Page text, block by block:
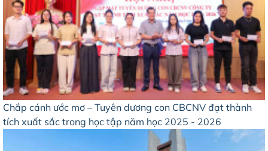
Chắp cánh ước mơ – Tuyên dương con CBCNV đạt thành
tích xuất sắc trong học tập năm học 2025 - 2026